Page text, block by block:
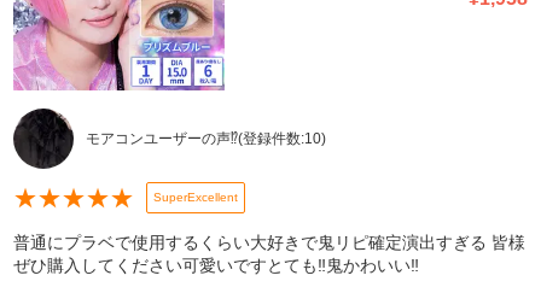
モアコンユーザーの声⁉️(登録件数:10)
★★★★★ SuperExcellent
普通にプラベで使用するくらい大好きで鬼リピ確定演出すぎる 皆様
ぜひ購入してください可愛いですとても‼️鬼かわいい‼️